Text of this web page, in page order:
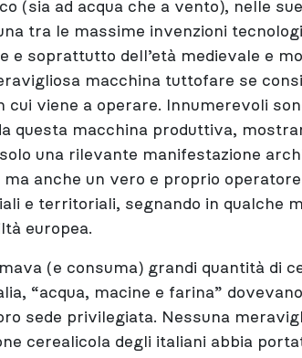
(sia ad acqua che a vento), nelle
tra le massime invenzioni
e soprattutto dell’età medievale e
macchina tuttofare se
cui viene a operare. Innumerevoli
questa macchina produttiva,
una rilevante manifestazione
anche un vero e proprio
e territoriali, segnando in qualche
europea.
(e consuma) grandi quantità di
“acqua, macine e farina”
sede privilegiata. Nessuna
cerealicola degli italiani abbia